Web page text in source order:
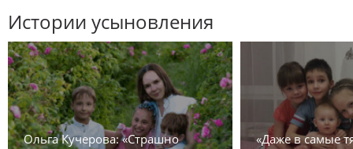
Истории усыновления
Ольга Кучерова: «Страшно
«Даже в самые